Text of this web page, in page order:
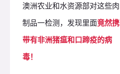
澳洲农业和水资源部对这些肉
制品一检测，发现里面竟然携
带有非洲猪瘟和口蹄疫的病
毒！